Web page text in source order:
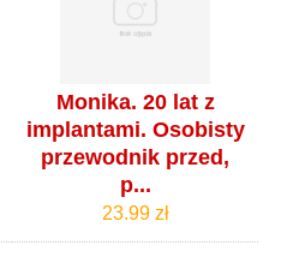
Monika. 20 lat z
implantami. Osobisty
przewodnik przed,
p...
23.99 zł